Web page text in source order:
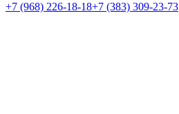
+7 (968) 226-18-18+7 (383) 309-23-73